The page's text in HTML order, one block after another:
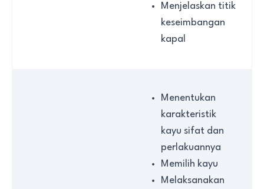
Menjelaskan titik
keseimbangan
kapal
Menentukan
karakteristik
kayu sifat dan
perlakuannya
Memilih kayu
Melaksanakan